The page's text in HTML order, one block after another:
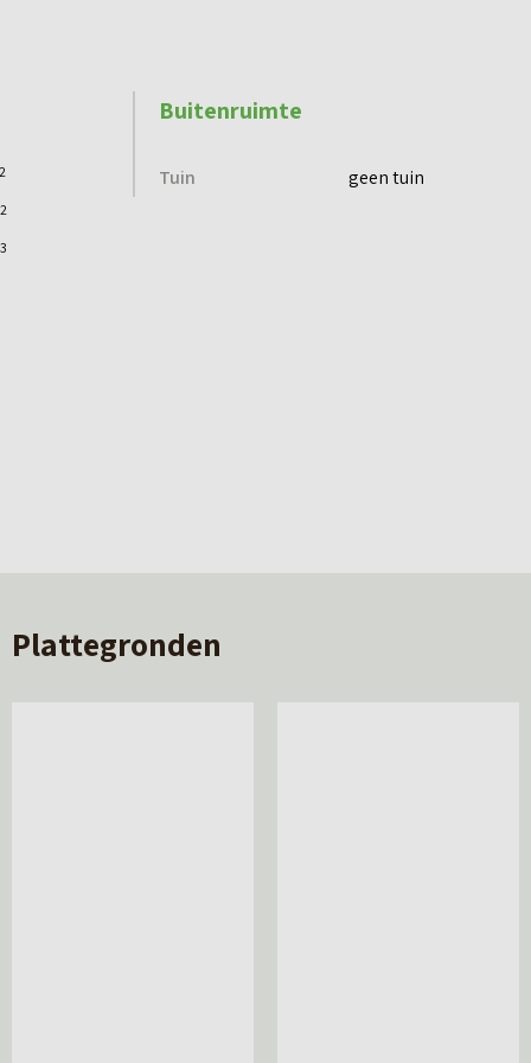
2
2
3
Buitenruimte
Tuin geen tuin
Plattegronden